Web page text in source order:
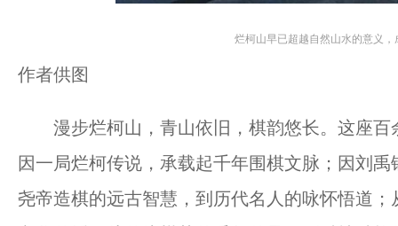
烂柯山早已超越自然山水的意义
作者供图
漫步烂柯山，青山依旧，棋韵悠长。这座百
因一局烂柯传说，承载起千年围棋文脉；因刘
尧帝造棋的远古智慧，到历代名人的咏怀悟道